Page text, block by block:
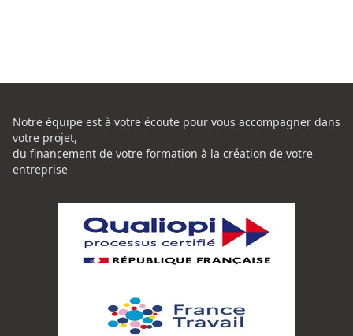
Notre équipe est à votre écoute pour vous accompagner dans
votre projet,
du financement de votre formation à la création de votre
entreprise